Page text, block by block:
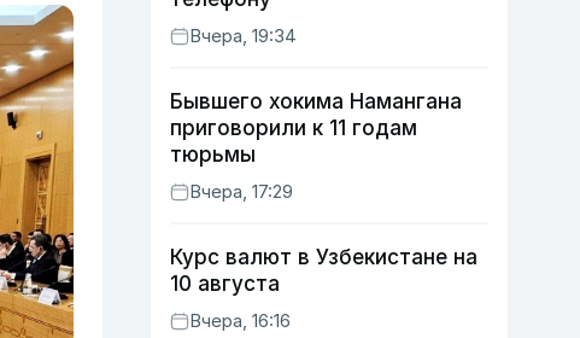
Вчера, 19:34
Бывшего хокима Намангана
приговорили к 11 годам
тюрьмы
Вчера, 17:29
Курс валют в Узбекистане на
10 августа
Вчера, 16:16